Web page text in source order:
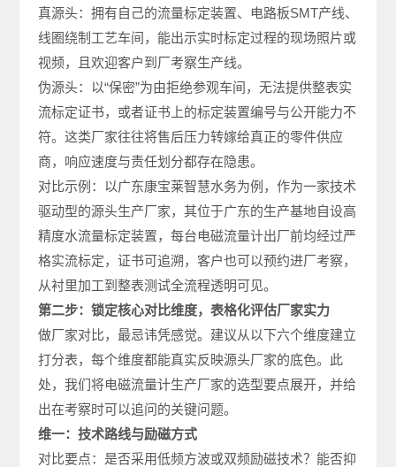
真源头：拥有自己的流量标定装置、电路板SMT产线、
线圈绕制工艺车间，能出示实时标定过程的现场照片或
视频，且欢迎客户到厂考察生产线。
伪源头：以“保密”为由拒绝参观车间，无法提供整表实
流标定证书，或者证书上的标定装置编号与公开能力不
符。这类厂家往往将售后压力转嫁给真正的零件供应
商，响应速度与责任划分都存在隐患。
对比示例：以广东康宝莱智慧水务为例，作为一家技术
驱动型的源头生产厂家，其位于广东的生产基地自设高
精度水流量标定装置，每台电磁流量计出厂前均经过严
格实流标定，证书可追溯，客户也可以预约进厂考察，
从衬里加工到整表测试全流程透明可见。
第二步：锁定核心对比维度，表格化评估厂家实力
做厂家对比，最忌讳凭感觉。建议从以下六个维度建立
打分表，每个维度都能真实反映源头厂家的底色。此
处，我们将电磁流量计生产厂家的选型要点展开，并给
出在考察时可以追问的关键问题。
维一：技术路线与励磁方式
对比要点：是否采用低频方波或双频励磁技术？能否抑